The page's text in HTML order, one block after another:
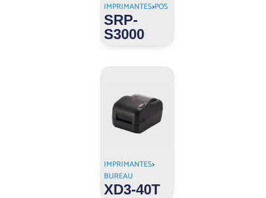
IMPRIMANTES>POS
SRP-
S3000
IMPRIMANTES>
BUREAU
XD3-40T